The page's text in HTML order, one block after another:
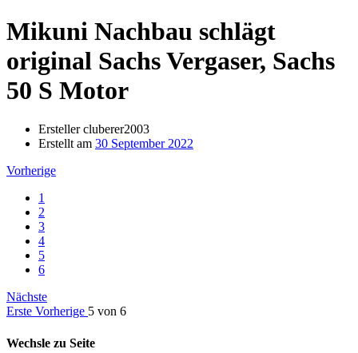
Mikuni Nachbau schlägt
original Sachs Vergaser, Sachs
50 S Motor
Erstellercluberer2003
Erstellt am 30 September 2022
Vorherige
1
2
3
4
5
6
Nächste
Erste Vorherige 5 von 6
Wechsle zu Seite